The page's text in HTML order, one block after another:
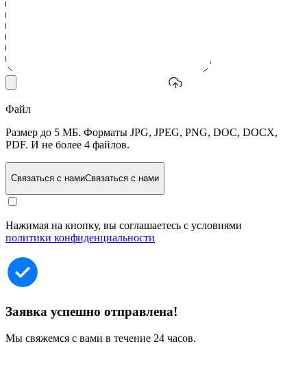
Файл
Размер до 5 МБ. Форматы JPG, JPEG, PNG, DOC, DOCX,
PDF. И не более 4 файлов.
Связаться с намиСвязаться с нами
Нажимая на кнопку, вы соглашаетесь с условиями
политики конфиденциальности
Заявка успешно отправлена!
Мы свяжемся с вами в течение 24 часов.